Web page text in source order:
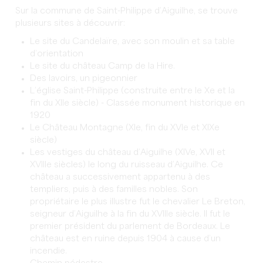
Sur la commune de Saint-Philippe d’Aiguilhe, se trouve
plusieurs sites à découvrir:
Le site du Candelaïre, avec son moulin et sa table
d’orientation
Le site du château Camp de la Hire.
Des lavoirs, un pigeonnier
L’église Saint-Philippe (construite entre le Xe et la
fin du XIIe siècle) - Classée monument historique en
1920
Le Château Montagne (XIe, fin du XVIe et XIXe
siècle)
Les vestiges du château d’Aiguilhe (XIVe, XVII et
XVIIIe siècles) le long du ruisseau d’Aiguilhe. Ce
château a successivement appartenu à des
templiers, puis à des familles nobles. Son
propriétaire le plus illustre fut le chevalier Le Breton,
seigneur d’Aiguilhe à la fin du XVIIIe siècle. Il fut le
premier président du parlement de Bordeaux. Le
château est en ruine depuis 1904 à cause d’un
incendie.